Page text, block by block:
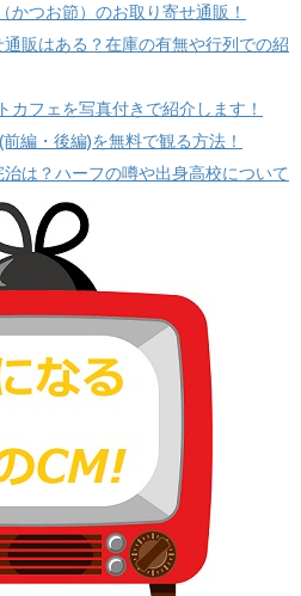
つお節）のお取り寄せ通販！
販はある？在庫の有無や行列での紹
フェを写真付きで紹介します！
編・後編)を無料で観る方法！
は？ハーフの噂や出身高校について